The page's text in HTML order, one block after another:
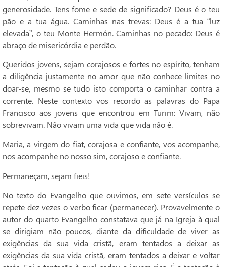
generosidade. Tens fome e sede de significado? Deus é o teu
pão e a tua água. Caminhas nas trevas: Deus é a tua “luz
elevada”, o teu Monte Hermón. Caminhas no pecado: Deus é
abraço de misericórdia e perdão.
Queridos jovens, sejam corajosos e fortes no espírito, tenham
a diligência justamente no amor que não conhece limites no
doar-se, mesmo se tudo isto comporta o caminhar contra a
corrente. Neste contexto vos recordo as palavras do Papa
Francisco aos jovens que encontrou em Turim: Vivam, não
sobrevivam. Não vivam uma vida que vida não é.
Maria, a virgem do fiat, corajosa e confiante, vos acompanhe,
nos acompanhe no nosso sim, corajoso e confiante.
Permaneçam, sejam fieis!
No texto do Evangelho que ouvimos, em sete versículos se
repete dez vezes o verbo ficar (permanecer). Provavelmente o
autor do quarto Evangelho constatava que já na Igreja à qual
se dirigiam não poucos, diante da dificuldade de viver as
exigências da sua vida cristã, eram tentados a deixar as
exigências da sua vida cristã, eram tentados a deixar e voltar